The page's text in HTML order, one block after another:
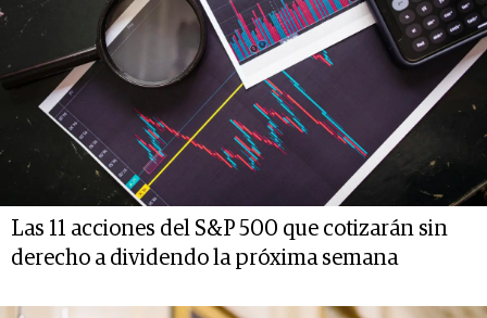
Las 11 acciones del S&P 500 que cotizarán sin
derecho a dividendo la próxima semana